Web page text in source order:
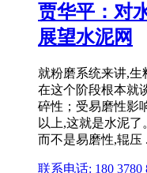
贾华平：对
展望水泥网
就粉磨系统来讲,生
在这个阶段根本就
碎性；受易磨性影
以上,这就是水泥
而不是易磨性,辊压
联系电话: 180 3780